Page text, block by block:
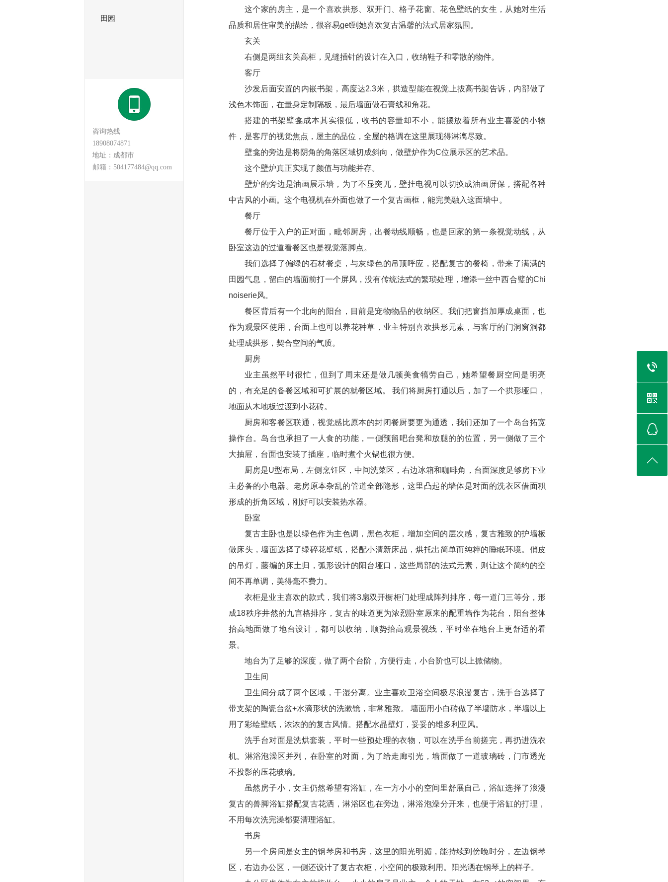
田园
咨询热线
18908074871
地址：成都市
邮箱：504177484@qq.com
这个家的房主，是一个喜欢拱形、双开门、格子花窗、花色壁纸的女生，从她对生活
品质和居住审美的描绘，很容易get到她喜欢复古温馨的法式居家氛围。
玄关
右侧是两组玄关高柜，见缝插针的设计在入口，收纳鞋子和零散的物件。
客厅
沙发后面安置的内嵌书架，高度达2.3米，拱造型能在视觉上拔高书架告诉，内部做了
浅色木饰面，在量身定制隔板，最后墙面做石膏线和角花。
搭建的书架壁龛成本其实很低，收书的容量却不小，能摆放着所有业主喜爱的小物
件，是客厅的视觉焦点，屋主的品位，全屋的格调在这里展现得淋漓尽致。
壁龛的旁边是将阴角的角落区域切成斜向，做壁炉作为C位展示区的艺术品。
这个壁炉真正实现了颜值与功能并存。
壁炉的旁边是油画展示墙，为了不显突兀，壁挂电视可以切换成油画屏保，搭配各种
中古风的小画。这个电视机在外面也做了一个复古画框，能完美融入这面墙中。
餐厅
餐厅位于入户的正对面，毗邻厨房，出餐动线顺畅，也是回家的第一条视觉动线，从
卧室这边的过道看餐区也是视觉落脚点。
我们选择了偏绿的石材餐桌，与灰绿色的吊顶呼应，搭配复古的餐椅，带来了满满的
田园气息，留白的墙面前打一个屏风，没有传统法式的繁琐处理，增添一丝中西合璧的Chi
noiserie风。
餐区背后有一个北向的阳台，目前是宠物物品的收纳区。我们把窗挡加厚成桌面，也
作为观景区使用，台面上也可以养花种草，业主特别喜欢拱形元素，与客厅的门洞窗洞都
处理成拱形，契合空间的气质。
厨房
业主虽然平时很忙，但到了周末还是做几顿美食犒劳自己，她希望餐厨空间是明亮
的，有充足的备餐区域和可扩展的就餐区域。 我们将厨房打通以后，加了一个拱形垭口，
地面从木地板过渡到小花砖。
厨房和客餐区联通，视觉感比原本的封闭餐厨要更为通透，我们还加了一个岛台拓宽
操作台。岛台也承担了一人食的功能，一侧预留吧台凳和放腿的的位置，另一侧做了三个
大抽屉，台面也安装了插座，临时煮个火锅也很方便。
厨房是U型布局，左侧烹饪区，中间洗菜区，右边冰箱和咖啡角，台面深度足够房下业
主必备的小电器。老房原本杂乱的管道全部隐形，这里凸起的墙体是对面的洗衣区借面积
形成的折角区域，刚好可以安装热水器。
卧室
复古主卧也是以绿色作为主色调，黑色衣柜，增加空间的层次感，复古雅致的护墙板
做床头，墙面选择了绿碎花壁纸，搭配小清新床品，烘托出简单而纯粹的睡眠环境。俏皮
的吊灯，藤编的床土归，弧形设计的阳台垭口，这些局部的法式元素，则让这个简约的空
间不再单调，美得毫不费力。
衣柜是业主喜欢的款式，我们将3扇双开橱柜门处理成阵列排序，每一道门三等分，形
成18秩序井然的九宫格排序，复古的味道更为浓烈卧室原来的配重墙作为花台，阳台整体
抬高地面做了地台设计，都可以收纳，顺势抬高观景视线，平时坐在地台上更舒适的看
景。
地台为了足够的深度，做了两个台阶，方便行走，小台阶也可以上掀储物。
卫生间
卫生间分成了两个区域，干湿分离。业主喜欢卫浴空间极尽浪漫复古，洗手台选择了
带支架的陶瓷台盆+水滴形状的洗漱镜，非常雅致。 墙面用小白砖做了半墙防水，半墙以上
用了彩绘壁纸，浓浓的的复古风情。搭配水晶壁灯，妥妥的维多利亚风。
洗手台对面是洗烘套装，平时一些预处理的衣物，可以在洗手台前搓完，再扔进洗衣
机。淋浴泡澡区并列，在卧室的对面，为了给走廊引光，墙面做了一道玻璃砖，门市透光
不投影的压花玻璃。
虽然房子小，女主仍然希望有浴缸，在一方小小的空间里舒展自己，浴缸选择了浪漫
复古的兽脚浴缸搭配复古花洒，淋浴区也在旁边，淋浴泡澡分开来，也便于浴缸的打理，
不用每次洗完澡都要清理浴缸。
书房
另一个房间是女主的钢琴房和书房，这里的阳光明媚，能持续到傍晚时分，左边钢琴
区，右边办公区，一侧还设计了复古衣柜，小空间的极致利用。阳光洒在钢琴上的样子。